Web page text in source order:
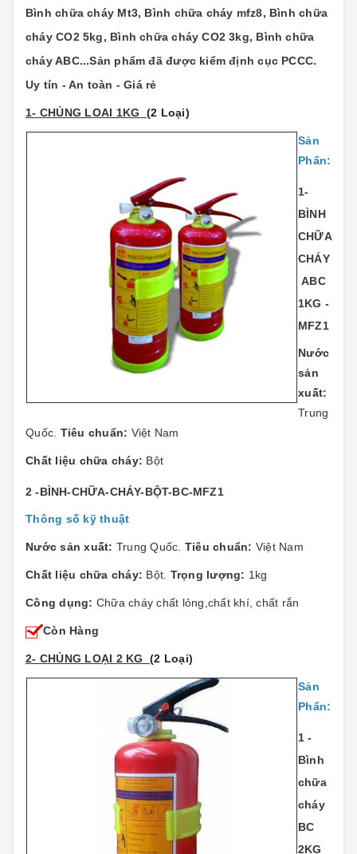
Bình chữa cháy Mt3, Bình chữa cháy mfz8, Bình chữa
cháy CO2 5kg, Bình chữa cháy CO2 3kg, Bình chữa
cháy ABC...Sản phẩm đã được kiểm định cục PCCC.
Uy tín - An toàn - Giá rẻ
1- CHỦNG LOAI 1KG (2 Loại)
Sản
Phẩn:
1-
BÌNH
CHỮA
CHÁY
ABC
1KG -
MFZ1
Nước
sản
xuất:
Trung
Quốc. Tiêu chuẩn: Việt Nam
Chất liệu chữa cháy: Bột
2 -BÌNH-CHỮA-CHÁY-BỘT-BC-MFZ1
Thông số kỹ thuật
Nước sản xuất: Trung Quốc. Tiêu chuẩn: Việt Nam
Chất liệu chữa cháy: Bột. Trọng lượng: 1kg
Công dụng: Chữa cháy chất lỏng,chất khí, chất rắn
Còn Hàng
2- CHỦNG LOẠI 2 KG (2 Loại)
Sản
Phẩn:
1 -
Bình
chữa
cháy
BC
2KG